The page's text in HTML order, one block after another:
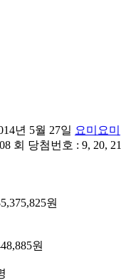
년 5월 27일 요미요미
회 당첨번호 : 9, 20,
원
원